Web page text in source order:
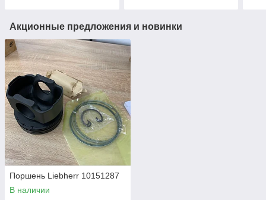
Акционные предложения и новинки
Поршень Liebherr 10151287
В наличии